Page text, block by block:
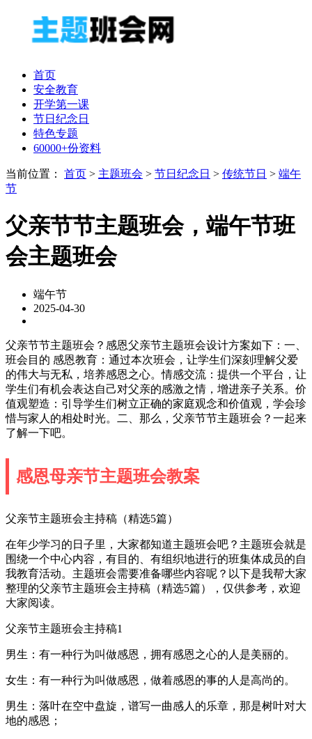
首页
安全教育
开学第一课
节日纪念日
特色专题
60000+份资料
当前位置： 首页 > 主题班会 > 节日纪念日 > 传统节日 > 端午
节
父亲节节主题班会，端午节班
会主题班会
端午节
2025-04-30
父亲节节主题班会？感恩父亲节主题班会设计方案如下：一、
班会目的 感恩教育：通过本次班会，让学生们深刻理解父爱
的伟大与无私，培养感恩之心。情感交流：提供一个平台，让
学生们有机会表达自己对父亲的感激之情，增进亲子关系。价
值观塑造：引导学生们树立正确的家庭观念和价值观，学会珍
惜与家人的相处时光。二、那么，父亲节节主题班会？一起来
了解一下吧。
感恩母亲节主题班会教案
父亲节主题班会主持稿（精选5篇）
在年少学习的日子里，大家都知道主题班会吧？主题班会就是
围绕一个中心内容，有目的、有组织地进行的班集体成员的自
我教育活动。主题班会需要准备哪些内容呢？以下是我帮大家
整理的父亲节主题班会主持稿（精选5篇），仅供参考，欢迎
大家阅读。
父亲节主题班会主持稿1
男生：有一种行为叫做感恩，拥有感恩之心的人是美丽的。
女生：有一种行为叫做感恩，做着感恩的事的人是高尚的。
男生：落叶在空中盘旋，谱写一曲感人的乐章，那是树叶对大
地的感恩；